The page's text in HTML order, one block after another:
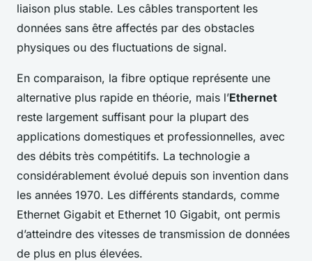
liaison plus stable. Les câbles transportent les
données sans être affectés par des obstacles
physiques ou des fluctuations de signal.
En comparaison, la fibre optique représente une
alternative plus rapide en théorie, mais l’Ethernet
reste largement suffisant pour la plupart des
applications domestiques et professionnelles, avec
des débits très compétitifs. La technologie a
considérablement évolué depuis son invention dans
les années 1970. Les différents standards, comme
Ethernet Gigabit et Ethernet 10 Gigabit, ont permis
d’atteindre des vitesses de transmission de données
de plus en plus élevées.